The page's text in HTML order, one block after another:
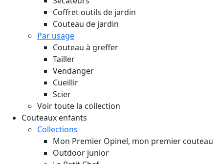
Coffret outils de jardin
Couteau de jardin
Par usage
Couteau à greffer
Tailler
Vendanger
Cueillir
Scier
Voir toute la collection
Couteaux enfants
Collections
Mon Premier Opinel, mon premier couteau
Outdoor junior